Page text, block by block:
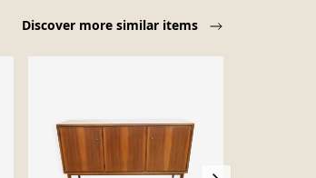
Discover more similar items